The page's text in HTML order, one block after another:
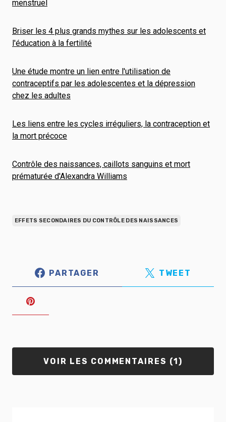
menstruel
Briser les 4 plus grands mythes sur les adolescents et
l'éducation à la fertilité
Une étude montre un lien entre l'utilisation de
contraceptifs par les adolescentes et la dépression
chez les adultes
Les liens entre les cycles irréguliers, la contraception et
la mort précoce
Contrôle des naissances, caillots sanguins et mort
prématurée d'Alexandra Williams
EFFETS SECONDAIRES DU CONTRÔLE DES NAISSANCES
PARTAGER TWEET
VOIR LES COMMENTAIRES (1)